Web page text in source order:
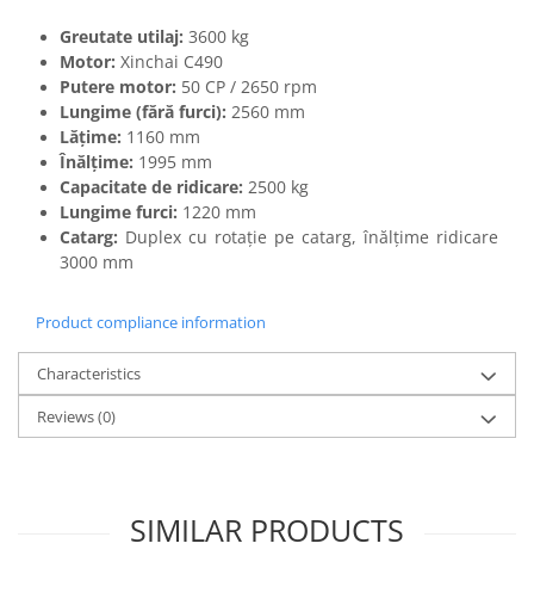
Freze de pamant
Prasitoare
Piese de schimb
Piese schimb Dumpere si Roabe
Piese schimb miniexcavatoare
Piese schimb Tocatoare Vegetatie
Piese schimb Tractoare
Tocatoare de vegetatie
Tocatoare de vegetatie cu brat
Tocatoare de vegetatie teleghidate
Tocatoare vegetatie cardan tractor
Greutate utilaj: 3600 kg
Motor: Xinchai C490
Putere motor: 50 CP / 2650 rpm
Lungime (fără furci): 2560 mm
Lățime: 1160 mm
Înălțime: 1995 mm
Capacitate de ridicare: 2500 kg
Lungime furci: 1220 mm
Catarg: Duplex cu rotație pe catarg, înălțime ridicare
3000 mm
Product compliance information
Characteristics
Reviews(0)
SIMILAR PRODUCTS